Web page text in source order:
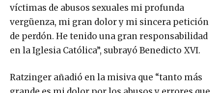
víctimas de abusos sexuales mi profunda
vergüenza, mi gran dolor y mi sincera petición
de perdón. He tenido una gran responsabilidad
en la Iglesia Católica”, subrayó Benedicto XVI.
Ratzinger añadió en la misiva que “tanto más